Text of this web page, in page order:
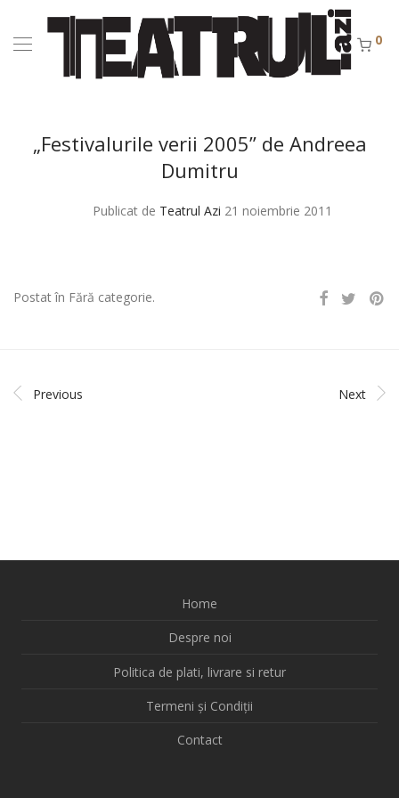
0
„Festivalurile verii 2005” de Andreea
Dumitru
Publicat de Teatrul Azi 21 noiembrie 2011
Postat în Fără categorie.
Previous Next
Home
Despre noi
Politica de plati, livrare si retur
Termeni și Condiții
Contact